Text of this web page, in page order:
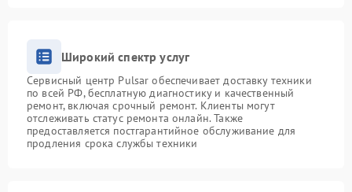
Широкий спектр услуг
Сервисный центр Pulsar обеспечивает доставку техники
по всей РФ, бесплатную диагностику и качественный
ремонт, включая срочный ремонт. Клиенты могут
отслеживать статус ремонта онлайн. Также
предоставляется постгарантийное обслуживание для
продления срока службы техники